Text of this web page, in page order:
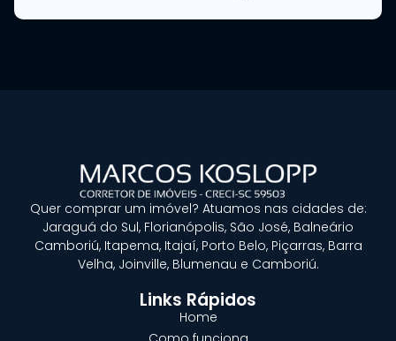
Quer comprar um imóvel? Atuamos nas cidades de:
Jaraguá do Sul, Florianópolis, São José, Balneário
Camboriú, Itapema, Itajaí, Porto Belo, Piçarras, Barra
Velha, Joinville, Blumenau e Camboriú.
Links Rápidos
Home